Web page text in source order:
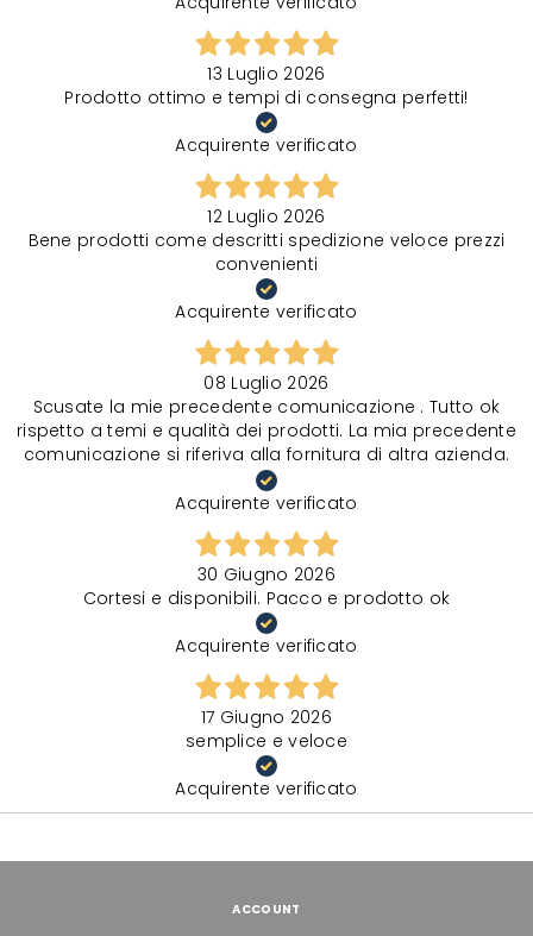
13 Luglio 2026
Prodotto ottimo e tempi di consegna perfetti!
Acquirente verificato
12 Luglio 2026
Bene prodotti come descritti spedizione veloce prezzi
convenienti
Acquirente verificato
08 Luglio 2026
Scusate la mie precedente comunicazione . Tutto ok
rispetto a temi e qualità dei prodotti. La mia precedente
comunicazione si riferiva alla fornitura di altra azienda.
Acquirente verificato
30 Giugno 2026
Cortesi e disponibili. Pacco e prodotto ok
Acquirente verificato
17 Giugno 2026
semplice e veloce
Acquirente verificato
ACCOUNT